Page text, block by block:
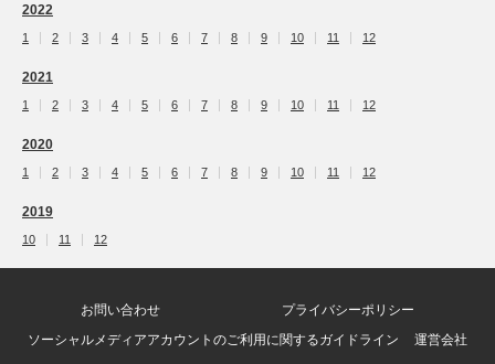
2022
1 2 3 4 5 6 7 8 9 10 11 12
2021
1 2 3 4 5 6 7 8 9 10 11 12
2020
1 2 3 4 5 6 7 8 9 10 11 12
2019
10 11 12
お問い合わせ
プライバシーポリシー
ソーシャルメディアアカウントのご利用に関するガイドライン
運営会社